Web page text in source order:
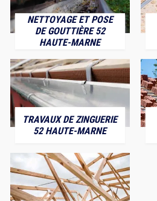
NETTOYAGE ET POSE
DE GOUTTIÈRE 52
HAUTE-MARNE
TRAVAUX DE ZINGUERIE
52 HAUTE-MARNE